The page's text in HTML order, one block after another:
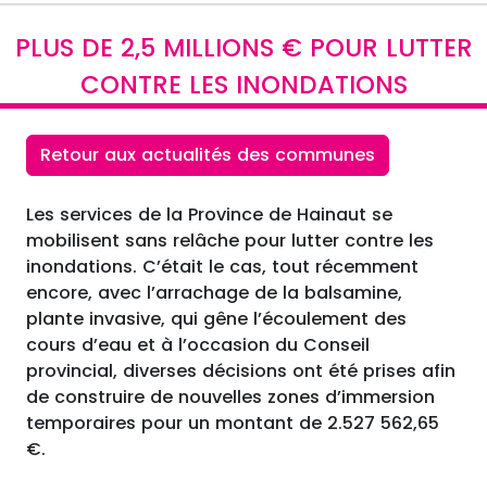
PLUS DE 2,5 MILLIONS € POUR LUTTER
CONTRE LES INONDATIONS
Retour aux actualités des communes
Les services de la Province de Hainaut se
mobilisent sans relâche pour lutter contre les
inondations. C’était le cas, tout récemment
encore, avec l’arrachage de la balsamine,
plante invasive, qui gêne l’écoulement des
cours d’eau et à l’occasion du Conseil
provincial, diverses décisions ont été prises afin
de construire de nouvelles zones d’immersion
temporaires pour un montant de 2.527 562,65
€.